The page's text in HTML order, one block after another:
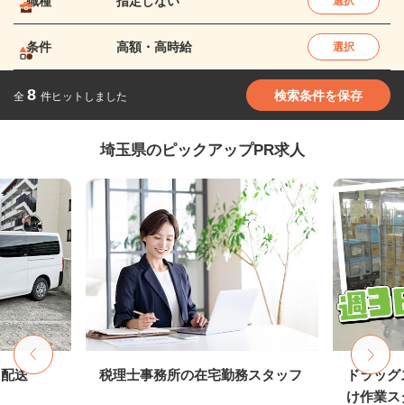
条件 高額・高時給 選択
全 8 件ヒットしました 検索条件を保存
埼玉県のピックアップPR求人
送 税理士事務所の在宅勤務スタッフ
ドラッ
け作業ス